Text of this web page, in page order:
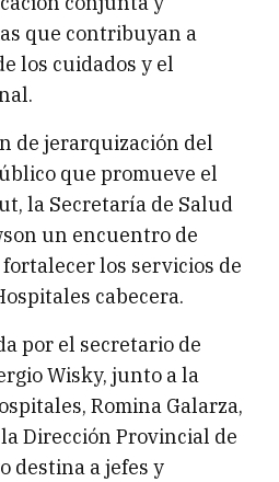
que contribuyan a
los cuidados y el
de jerarquización del
que promueve el
la Secretaría de Salud
un encuentro de
los servicios de
cabecera.
por el secretario de
Wisky, junto a la
Romina Galarza,
Dirección Provincial de
destina a jefes y